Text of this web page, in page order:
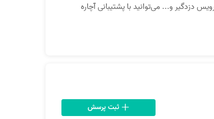
دزدگیر و... می‌توانید با پشتیبانی آچاره